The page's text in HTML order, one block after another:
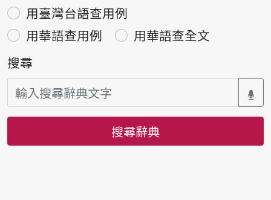
用臺灣台語查用例
用華語查用例
用華語查全文
搜尋
搜尋辭典